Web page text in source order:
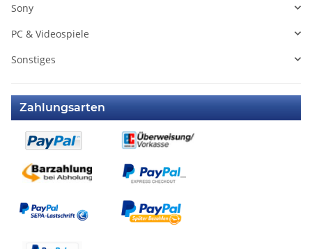
Sony
PC & Videospiele
Sonstiges
Zahlungsarten